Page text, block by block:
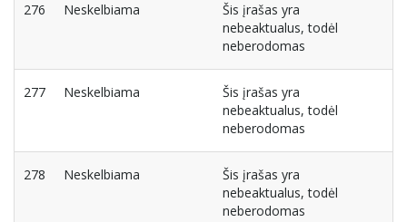
276 Neskelbiama
Šis įrašas yra
nebeaktualus, todėl
neberodomas
277 Neskelbiama
Šis įrašas yra
nebeaktualus, todėl
neberodomas
278 Neskelbiama
Šis įrašas yra
nebeaktualus, todėl
neberodomas